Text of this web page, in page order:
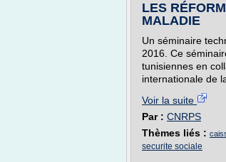
LES
MALADIE
Un séminaire
2016. Ce
tunisiennes en
internationale de
Voir la suite
Par : CNRPS
Thèmes liés :
securite sociale